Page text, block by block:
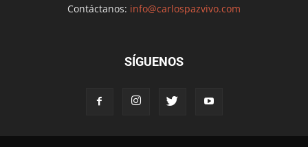
Contáctanos: info@carlospazvivo.com
SÍGUENOS